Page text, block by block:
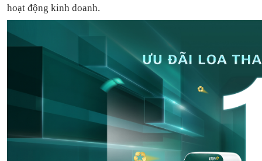
hoạt động kinh doanh.